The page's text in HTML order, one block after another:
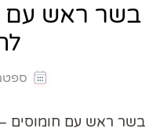
בשר ראש עם
ספטמבר
בשר ראש עם חומוסים